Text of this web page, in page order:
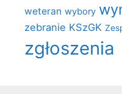
weteran wybory
zebranie KSzGK
zgłoszenia